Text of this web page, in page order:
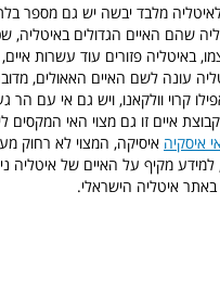
מלבד יבשה יש גם מספר
שהם האיים הגדולים
באיטליה פזורים עוד עשרות
עונה לשם האיים האאולים,
קרוי וולקאנו, ויש גם אי עם הר
איים זו גם מצוי האי המקסים
איסקיה איסיקה, המצוי לא רחוק
מקיף על האיים של איטליה
איטליה הישראלי.